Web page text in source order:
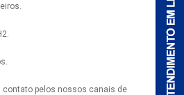
contato pelos nossos canais de